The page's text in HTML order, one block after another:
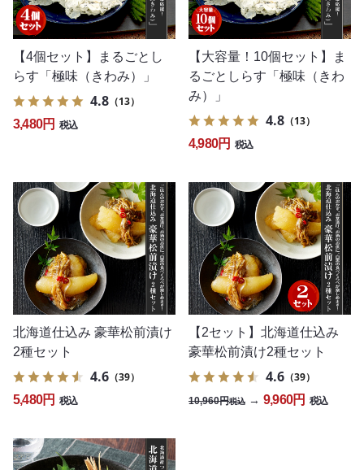
【4個セット】まるごとし
らす「極味（きわみ）」
4.8 （13）
3,480円 税込
【大容量！10個セット】ま
るごとしらす「極味（きわ
み）」
4.8 （13）
4,980円 税込
北海道仕込み 豪華松前漬け
2種セット
4.6 （39）
5,480円 税込
【2セット】北海道仕込み
豪華松前漬け2種セット
4.6 （39）
10,960円税込 → 9,960円 税込